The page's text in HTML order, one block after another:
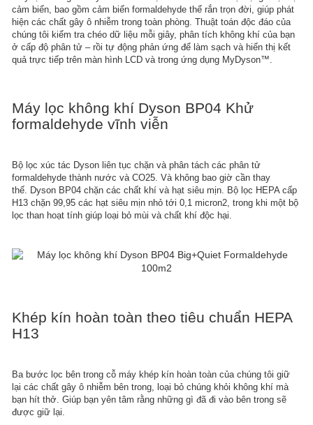
cảm biến, bao gồm cảm biến formaldehyde thể rắn trọn đời, giúp phát
hiện các chất gây ô nhiễm trong toàn phòng. Thuật toán độc đáo của
chúng tôi kiểm tra chéo dữ liệu mỗi giây, phân tích không khí của bạn
ở cấp độ phân tử – rồi tự động phản ứng để làm sạch và hiển thị kết
quả trực tiếp trên màn hình LCD và trong ứng dụng MyDyson™.
Máy lọc không khí Dyson BP04 Khử
formaldehyde vĩnh viễn
Bộ lọc xúc tác Dyson liên tục chặn và phân tách các phân tử
formaldehyde thành nước và CO25. Và không bao giờ cần thay
thế. Dyson BP04 chặn các chất khí và hạt siêu mịn. Bộ lọc HEPA cấp
H13 chặn 99,95 các hạt siêu mịn nhỏ tới 0,1 micron2, trong khi một bộ
lọc than hoạt tính giúp loại bỏ mùi và chất khí độc hại.
Khép kín hoàn toàn theo tiêu chuẩn HEPA
H13
Ba bước lọc bên trong cỗ máy khép kín hoàn toàn của chúng tôi giữ
lại các chất gây ô nhiễm bên trong, loại bỏ chúng khỏi không khí mà
bạn hít thở. Giúp bạn yên tâm rằng những gì đã đi vào bên trong sẽ
được giữ lại.